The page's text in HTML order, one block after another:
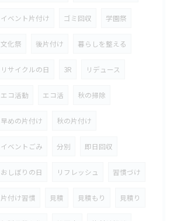
イベント片付け ゴミ回収 学園祭
文化祭 後片付け 暮らしを整える
リサイクルの日 3R リデュース
エコ活動 エコ活 秋の掃除
早めの片付け 秋の片付け
イベントごみ 分別 即日回収
おしぼりの日 リフレッシュ 習慣づけ
片付け習慣 見積 見積もり 見積り